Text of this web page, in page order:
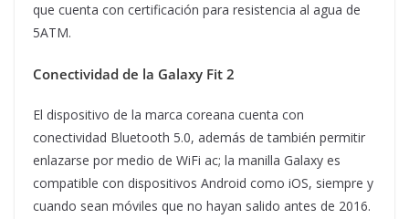
que cuenta con certificación para resistencia al agua de
5ATM.
Conectividad de la Galaxy Fit 2
El dispositivo de la marca coreana cuenta con
conectividad Bluetooth 5.0, además de también permitir
enlazarse por medio de WiFi ac; la manilla Galaxy es
compatible con dispositivos Android como iOS, siempre y
cuando sean móviles que no hayan salido antes de 2016.